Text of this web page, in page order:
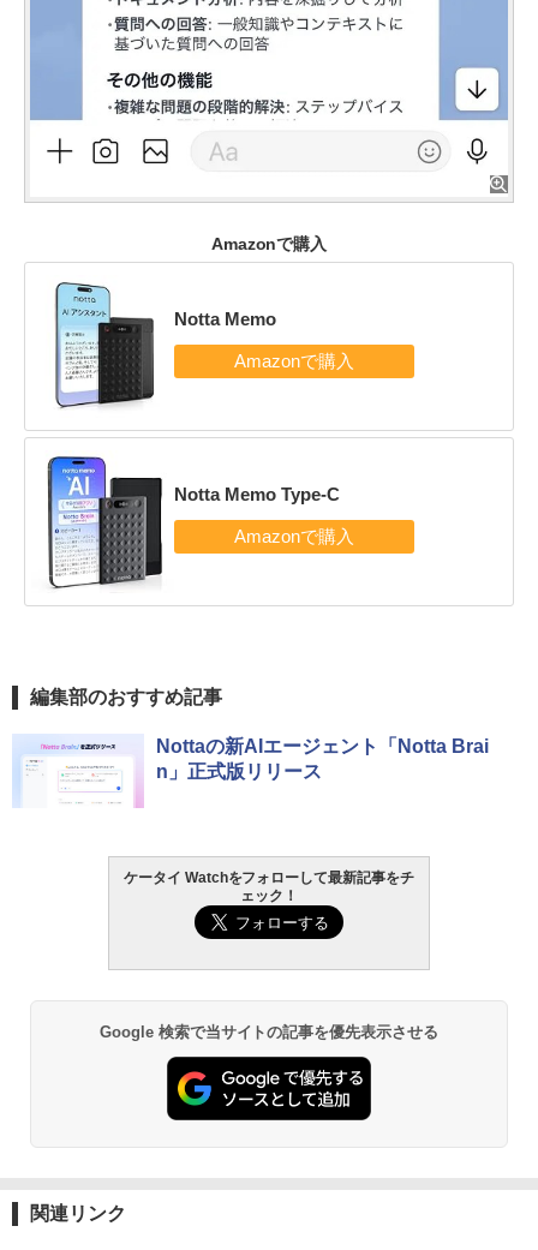
Amazonで購入
Notta Memo
Notta Memo Type-C
編集部のおすすめ記事
Nottaの新AIエージェント「Notta Brai
n」正式版リリース
ケータイ Watchをフォローして最新記事をチ
ェック！
Google 検索で当サイトの記事を優先表示させる
関連リンク